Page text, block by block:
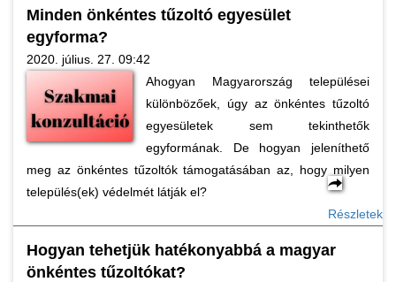
Minden önkéntes tűzoltó egyesület
egyforma?
2020. július. 27. 09:42
Ahogyan Magyarország települései
különbözőek, úgy az önkéntes tűzoltó
egyesületek sem tekinthetők
egyformának. De hogyan jeleníthető
meg az önkéntes tűzoltók támogatásában az, hogy milyen
település(ek) védelmét látják el?
Részletek
Hogyan tehetjük hatékonyabbá a magyar
önkéntes tűzoltókat?